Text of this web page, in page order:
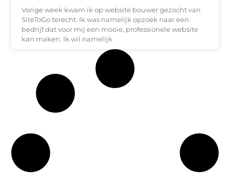
Vorige week kwam ik op website bouwer gezocht van
SiteToGo terecht. Ik was namelijk opzoek naar een
bedrijf dat voor mij een mooie, professionele website
kan maken. Ik wil namelijk